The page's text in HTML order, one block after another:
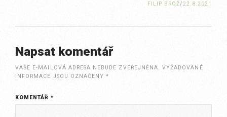
FILIP BROŽ/22.8.2021
Napsat komentář
VAŠE E-MAILOVÁ ADRESA NEBUDE ZVEŘEJNĚNA. VYŽADOVANÉ
INFORMACE JSOU OZNAČENY*
KOMENTÁŘ*